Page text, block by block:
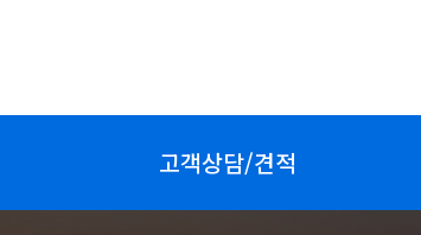
고객상담/견적